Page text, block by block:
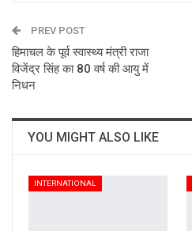
Email
PREV POST
हिमाचल के पूर्व स्वास्थ्य मंत्री राजा
विजेंद्र सिंह का 80 वर्ष की आयु में
निधन
YOU MIGHT ALSO LIKE
INTERNATIONAL